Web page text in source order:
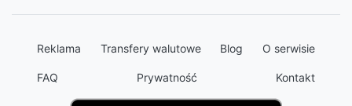
Reklama Transfery walutowe Blog O serwisie
FAQ Prywatność Kontakt